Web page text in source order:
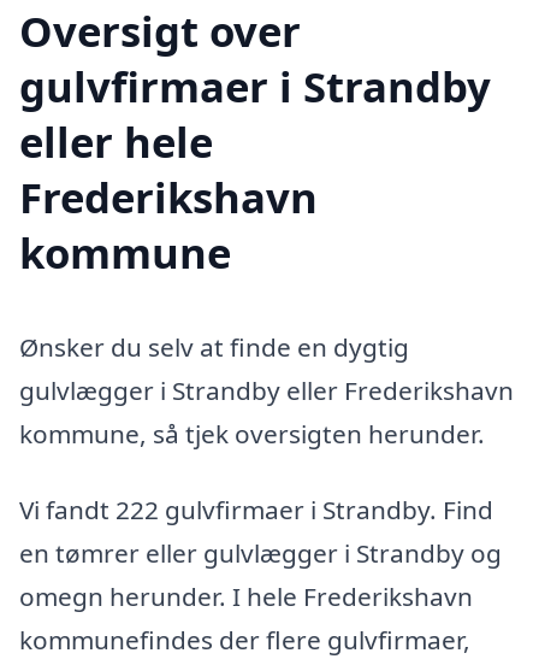
Oversigt over
gulvfirmaer i Strandby
eller hele
Frederikshavn
kommune
Ønsker du selv at finde en dygtig
gulvlægger i Strandby eller Frederikshavn
kommune, så tjek oversigten herunder.
Vi fandt 222 gulvfirmaer i Strandby. Find
en tømrer eller gulvlægger i Strandby og
omegn herunder. I hele Frederikshavn
kommunefindes der flere gulvfirmaer,